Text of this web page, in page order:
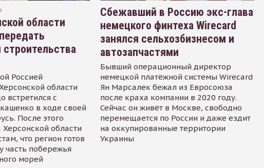
области
Россией
области
встретился с
в ходе своей
После этого
Херсонской области
что регион готов
часть побережья
морей
Сбежавший в Россию экс-глава
немецкого финтеха Wirecard
занялся сельхозбизнесом и
автозапчастями
Бывший операционный директор
немецкой платёжной системы Wirecard
Ян Марсалек бежал из Евросоюза
после краха компании в 2020 году.
Сейчас он живёт в Москве, свободно
перемещается по России и даже ездит
на оккупированные территории
Украины